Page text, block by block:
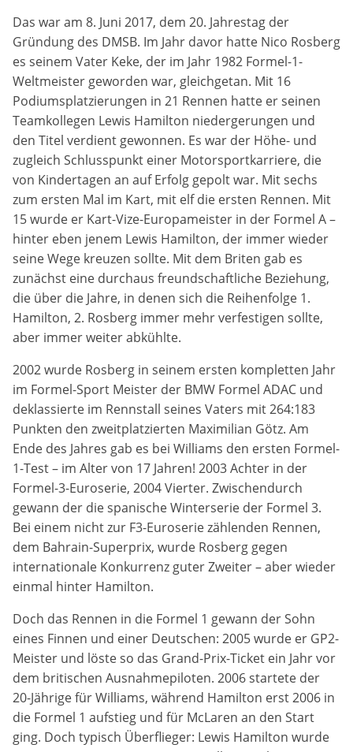
Das war am 8. Juni 2017, dem 20. Jahrestag der
Gründung des DMSB. Im Jahr davor hatte Nico Rosberg
es seinem Vater Keke, der im Jahr 1982 Formel-1-
Weltmeister geworden war, gleichgetan. Mit 16
Podiumsplatzierungen in 21 Rennen hatte er seinen
Teamkollegen Lewis Hamilton niedergerungen und
den Titel verdient gewonnen. Es war der Höhe- und
zugleich Schlusspunkt einer Motorsportkarriere, die
von Kindertagen an auf Erfolg gepolt war. Mit sechs
zum ersten Mal im Kart, mit elf die ersten Rennen. Mit
15 wurde er Kart-Vize-Europameister in der Formel A –
hinter eben jenem Lewis Hamilton, der immer wieder
seine Wege kreuzen sollte. Mit dem Briten gab es
zunächst eine durchaus freundschaftliche Beziehung,
die über die Jahre, in denen sich die Reihenfolge 1.
Hamilton, 2. Rosberg immer mehr verfestigen sollte,
aber immer weiter abkühlte.
2002 wurde Rosberg in seinem ersten kompletten Jahr
im Formel-Sport Meister der BMW Formel ADAC und
deklassierte im Rennstall seines Vaters mit 264:183
Punkten den zweitplatzierten Maximilian Götz. Am
Ende des Jahres gab es bei Williams den ersten Formel-
1-Test – im Alter von 17 Jahren! 2003 Achter in der
Formel-3-Euroserie, 2004 Vierter. Zwischendurch
gewann der die spanische Winterserie der Formel 3.
Bei einem nicht zur F3-Euroserie zählenden Rennen,
dem Bahrain-Superprix, wurde Rosberg gegen
internationale Konkurrenz guter Zweiter – aber wieder
einmal hinter Hamilton.
Doch das Rennen in die Formel 1 gewann der Sohn
eines Finnen und einer Deutschen: 2005 wurde er GP2-
Meister und löste so das Grand-Prix-Ticket ein Jahr vor
dem britischen Ausnahmepiloten. 2006 startete der
20-Jährige für Williams, während Hamilton erst 2006 in
die Formel 1 aufstieg und für McLaren an den Start
ging. Doch typisch Überflieger: Lewis Hamilton wurde
DMSB
Zweck:
Dieser Cookie speichert die gewählten Cookie-
Einstellungen.
Cookie Laufzeit:
12 Monate
Statistiken
Cookies, die der Sammlung von Informationen und
Erstellung von Berichten über die Website-
Nutzungsstatistik dienen, ohne dass einzelne
Besucher persönlich identifiziert werden können.
Google Analytics
_gat, _ga, _gid
Anbieter:
Google LLC
Zweck:
Diese Cookies dienen zur Erhebung von Statistiken zur
Website-Nutzung.
Cookie Laufzeit:
24 Monate
Medien & externe Dienste
Um Inhalte von Videoplattformen und weiteren externen
Diensten anzeigen zu können, werden von diesen ggf.
Cookies gesetzt. Die Einbindung kann bei Bedarf einzeln
aktiviert werden.
YouTube